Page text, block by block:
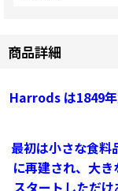
商品詳細
Harrodsは1849
最初は小さな食料
に再建され、大
スタートしただ